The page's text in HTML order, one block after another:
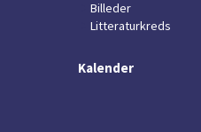
Billeder
Litteraturkreds
Kalender